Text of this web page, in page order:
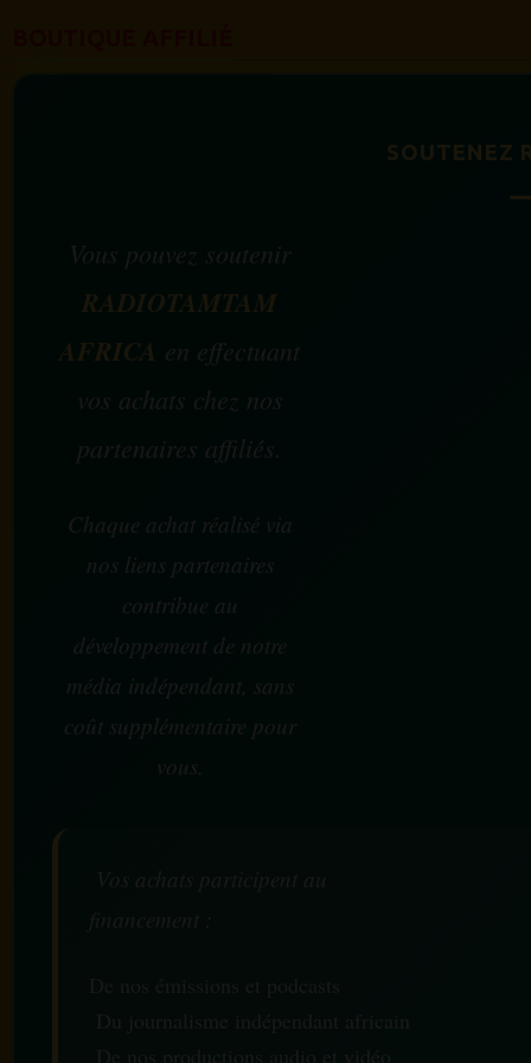
SOUTENEZ
Vous pouvez soutenir
RADIOTAMTAM
AFRICA en effectuant
vos achats chez nos
partenaires affiliés.
Chaque achat réalisé via
nos liens partenaires
contribue au
développement de notre
média indépendant, sans
coût supplémentaire pour
vous.